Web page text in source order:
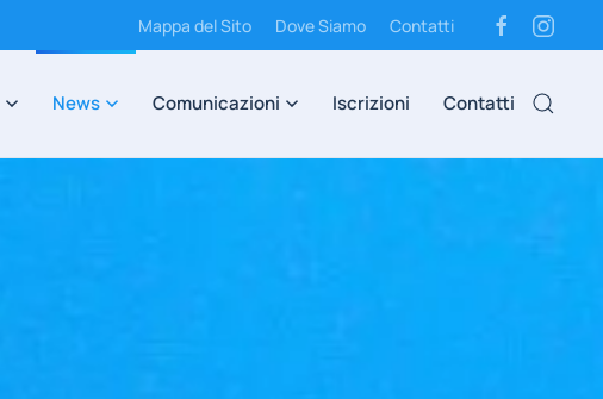
Mappa del Sito Dove Siamo Contatti
News Comunicazioni Iscrizioni Contatti